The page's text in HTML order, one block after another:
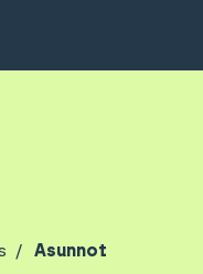
Asunnot